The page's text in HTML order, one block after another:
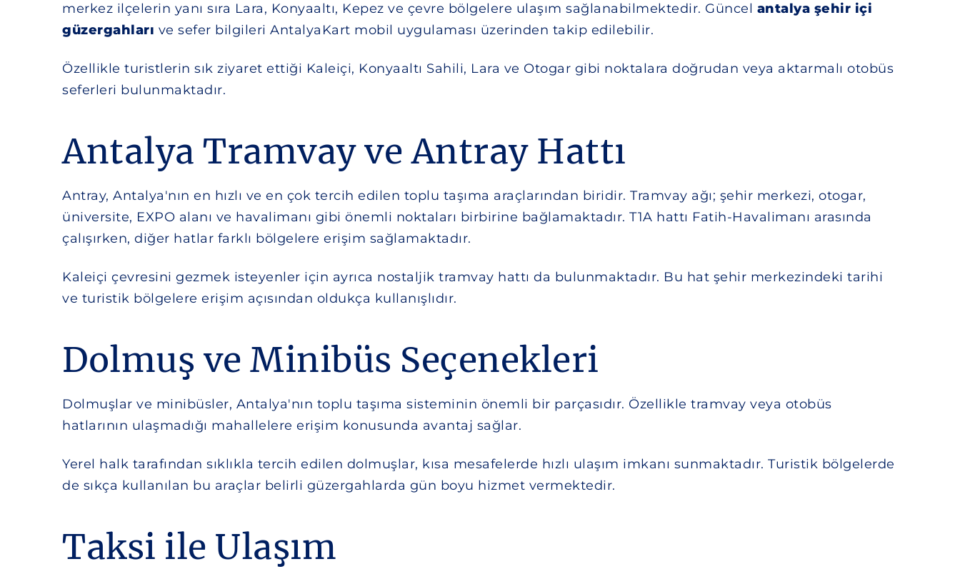
merkez ilçelerin yanı sıra Lara, Konyaaltı, Kepez ve çevre bölgelere ulaşım sağlanabilmektedir. Güncel antalya şehir içi
güzergahları ve sefer bilgileri AntalyaKart mobil uygulaması üzerinden takip edilebilir.
Özellikle turistlerin sık ziyaret ettiği Kaleiçi, Konyaaltı Sahili, Lara ve Otogar gibi noktalara doğrudan veya aktarmalı otobüs
seferleri bulunmaktadır.
Antalya Tramvay ve Antray Hattı
Antray, Antalya'nın en hızlı ve en çok tercih edilen toplu taşıma araçlarından biridir. Tramvay ağı; şehir merkezi, otogar,
üniversite, EXPO alanı ve havalimanı gibi önemli noktaları birbirine bağlamaktadır. T1A hattı Fatih-Havalimanı arasında
çalışırken, diğer hatlar farklı bölgelere erişim sağlamaktadır.
Kaleiçi çevresini gezmek isteyenler için ayrıca nostaljik tramvay hattı da bulunmaktadır. Bu hat şehir merkezindeki tarihi
ve turistik bölgelere erişim açısından oldukça kullanışlıdır.
Dolmuş ve Minibüs Seçenekleri
Dolmuşlar ve minibüsler, Antalya'nın toplu taşıma sisteminin önemli bir parçasıdır. Özellikle tramvay veya otobüs
hatlarının ulaşmadığı mahallelere erişim konusunda avantaj sağlar.
Yerel halk tarafından sıklıkla tercih edilen dolmuşlar, kısa mesafelerde hızlı ulaşım imkanı sunmaktadır. Turistik bölgelerde
de sıkça kullanılan bu araçlar belirli güzergahlarda gün boyu hizmet vermektedir.
Taksi ile Ulaşım